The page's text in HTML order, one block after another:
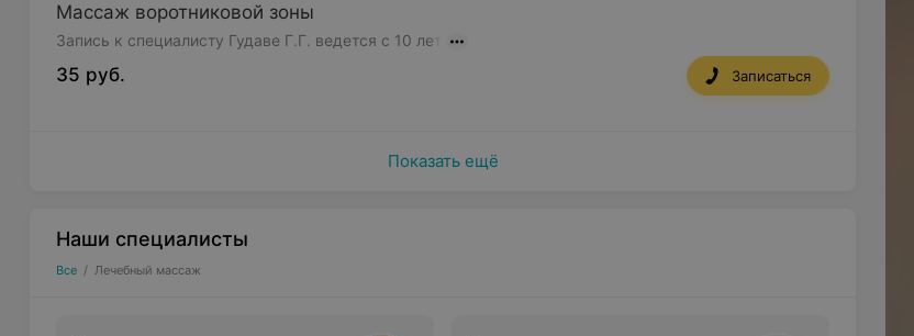
Массаж воротниковой зоны
Запись к специалисту Гудаве Г.Г. ведется с 10 лет
35 руб. Записаться
Показать ещё
Наши специалисты
Все / Лечебный массаж